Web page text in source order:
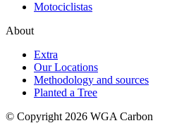
Motociclistas
About
Extra
Our Locations
Methodology and sources
Planted a Tree
© Copyright 2026 WGA Carbon